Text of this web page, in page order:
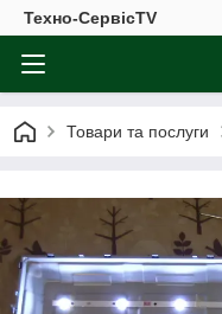
Техно-СервісTV
Товари та послуги